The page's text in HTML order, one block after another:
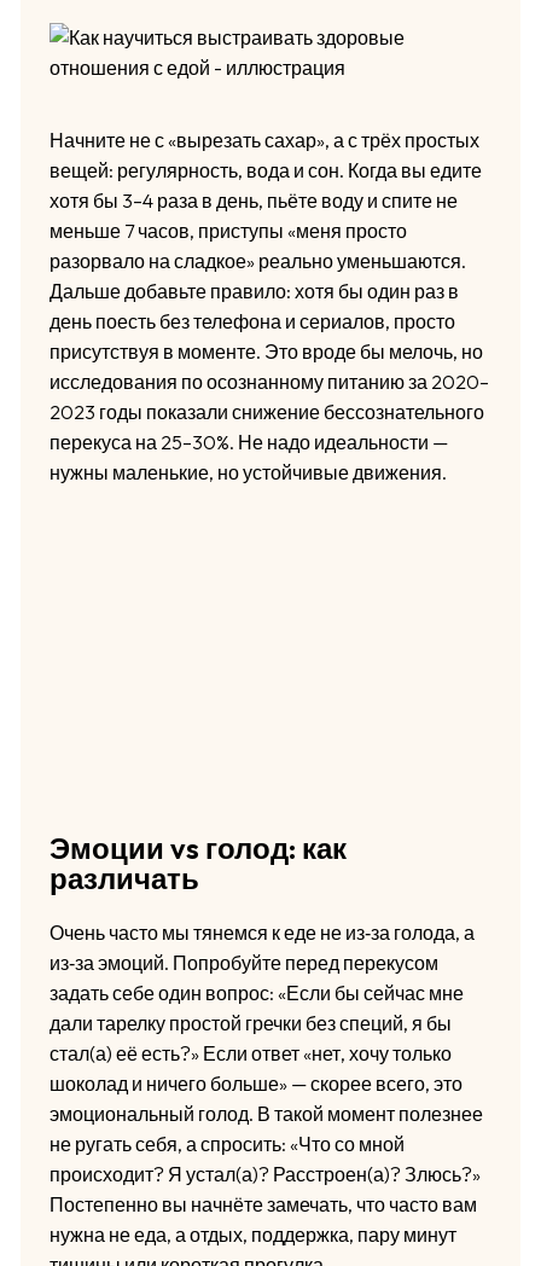
Начните не с «вырезать сахар», а с трёх простых
вещей: регулярность, вода и сон. Когда вы едите
хотя бы 3–4 раза в день, пьёте воду и спите не
меньше 7 часов, приступы «меня просто
разорвало на сладкое» реально уменьшаются.
Дальше добавьте правило: хотя бы один раз в
день поесть без телефона и сериалов, просто
присутствуя в моменте. Это вроде бы мелочь, но
исследования по осознанному питанию за 2020–
2023 годы показали снижение бессознательного
перекуса на 25–30%. Не надо идеальности —
нужны маленькие, но устойчивые движения.
Эмоции vs голод: как
различать
Очень часто мы тянемся к еде не из‑за голода, а
из‑за эмоций. Попробуйте перед перекусом
задать себе один вопрос: «Если бы сейчас мне
дали тарелку простой гречки без специй, я бы
стал(а) её есть?» Если ответ «нет, хочу только
шоколад и ничего больше» — скорее всего, это
эмоциональный голод. В такой момент полезнее
не ругать себя, а спросить: «Что со мной
происходит? Я устал(а)? Расстроен(а)? Злюсь?»
Постепенно вы начнёте замечать, что часто вам
нужна не еда, а отдых, поддержка, пару минут